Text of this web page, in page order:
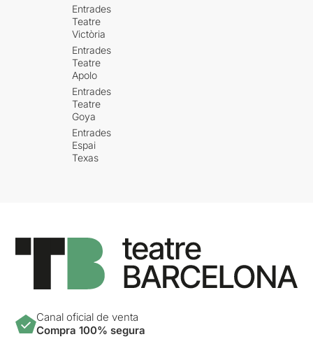
Entrades
Teatre
Victòria
Entrades
Teatre
Apolo
Entrades
Teatre
Goya
Entrades
Espai
Texas
Canal oficial de venta
Compra 100% segura